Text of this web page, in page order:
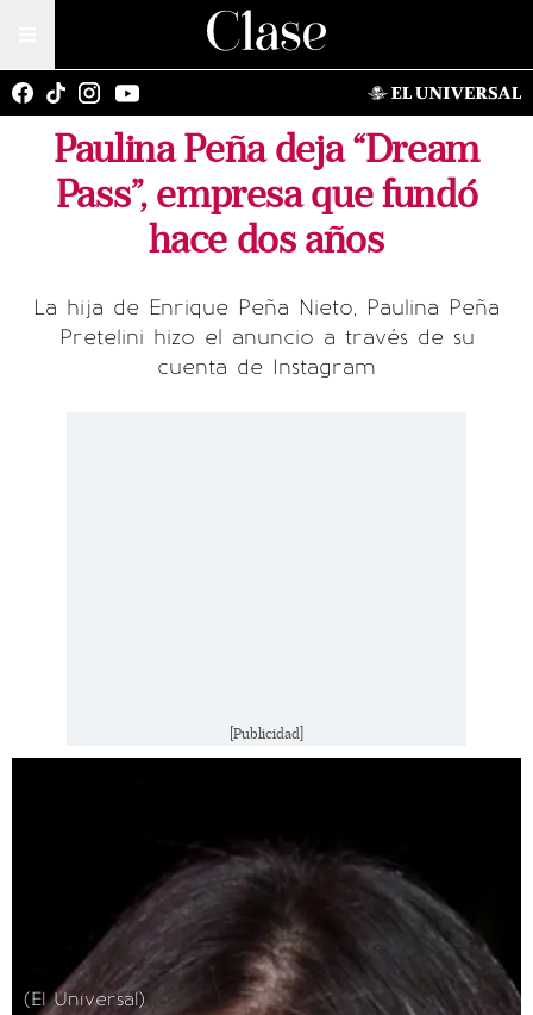
Paulina Peña deja “Dream
Pass”, empresa que fundó
hace dos años
La hija de Enrique Peña Nieto, Paulina Peña
Pretelini hizo el anuncio a través de su
cuenta de Instagram
[Publicidad]
(El Universal)